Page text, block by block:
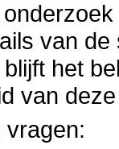
van
het
van
vragen: